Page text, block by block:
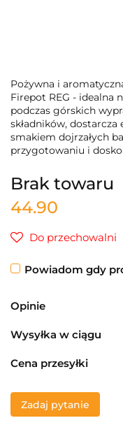
Pożywna i
Firepot REG - idealna
podczas górskich
składników, dostarcza
smakiem dojrzałych
przygotowaniu i
Brak towaru
44.90
Do przechowalni
Powiadom gdy
Opinie
Wysyłka w ciągu
Cena przesyłki
Zadaj pytanie